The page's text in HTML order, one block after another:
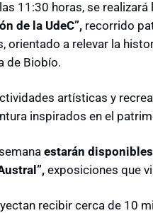
11:30 horas, se realizará
de la UdeC”, recorrido
orientado a relevar la
de Biobío.
artísticas y
inspirados en el
estarán
exposiciones que
recibir cerca de 10